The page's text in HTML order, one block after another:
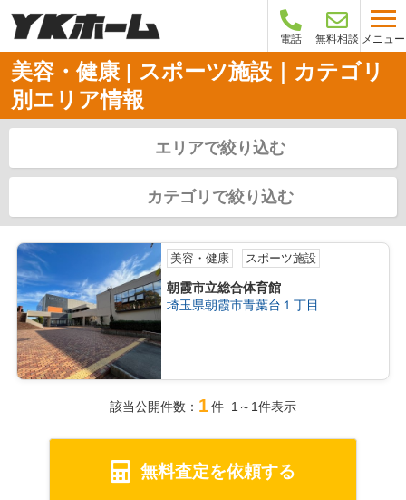
電話 無料相談 メニュー
美容・健康 | スポーツ施設｜カテゴリ
別エリア情報
エリアで絞り込む
カテゴリで絞り込む
美容・健康 スポーツ施設
朝霞市立総合体育館
埼玉県朝霞市青葉台１丁目
該当公開件数： 1件 1～1件表示
無料査定を依頼する